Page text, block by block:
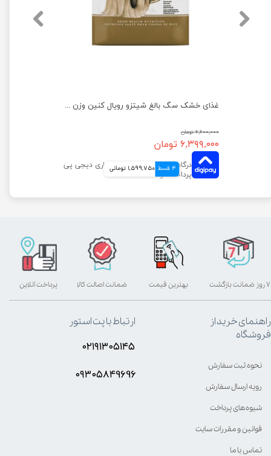
غذای خشک سگ بالغ شیتزو رویال کنین وزن 1.5 کیلوگرم
۶,۶۰۰,۰۰۰ تومان
۶,۳۹۹,۰۰۰ تومان
4 قسط 1,599,750 تومانی
بهترین قیمت پرداخت آنلاین ۷ روز ضمانت بازگشت ضمانت اصالت کالا
راهنمای خرید از
فروشگاه
نحوه ثبت سفارش
رویه ارسال سفارش
شیوه‌های پرداخت
قوانین و مقررات سایت
تماس با ما
ارتباط با پت استور
۰۲۱۹۱۳۰۵۱۴۵
۰۹۳۰۵8۴9696